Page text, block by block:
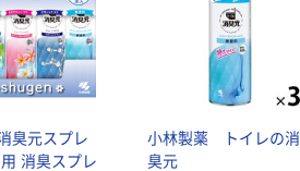
臭元スプレ
消臭スプレ
小林製薬 トイレの消
臭元